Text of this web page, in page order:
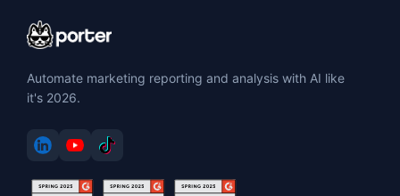
Automate marketing reporting and analysis with AI like
it's 2026.